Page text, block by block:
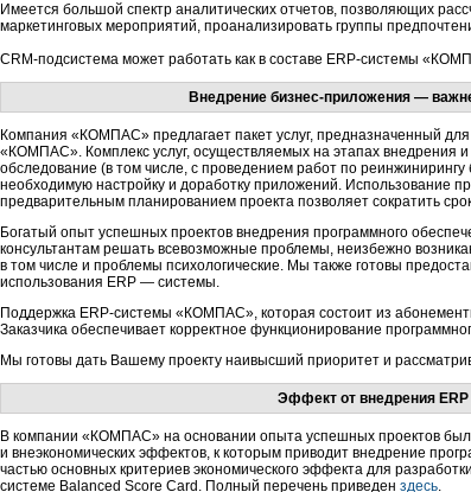
Имеется большой спектр аналитических отчетов, позволяющих
маркетинговых мероприятий, проанализировать группы
CRM-подсистема может работать как в составе ERP-системы
Внедрение бизнес-приложения —
Компания «КОМПАС» предлагает пакет услуг, предназначенный
«КОМПАС». Комплекс услуг, осуществляемых на этапах внедрения
обследование (в том числе, с проведением работ по
необходимую настройку и доработку приложений. Использование
предварительным планированием проекта позволяет сократить
Богатый опыт успешных проектов внедрения программного
консультантам решать всевозможные проблемы, неизбежно
в том числе и проблемы психологические. Мы также готовы
использования ERP — системы.
Поддержка ERP-системы «КОМПАС», которая состоит из
Заказчика обеспечивает корректное функционирование
Мы готовы дать Вашему проекту наивысший приоритет и
Эффект от внедрения
В компании «КОМПАС» на основании опыта успешных проектов был
и внеэкономических эффектов, к которым приводит внедрение
частью основных критериев экономического эффекта для
системе Balanced Score Card. Полный перечень приведен здесь.